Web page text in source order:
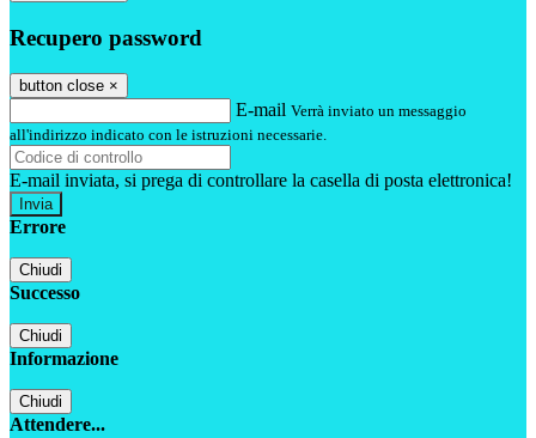
Recupero password
button close ×
E-mail Verrà inviato un messaggio
all'indirizzo indicato con le istruzioni necessarie.
E-mail inviata, si prega di controllare la casella di posta elettronica!
Errore
Chiudi
Successo
Chiudi
Informazione
Chiudi
Attendere...